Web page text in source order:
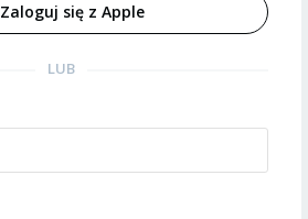
Zaloguj się z Apple
LUB